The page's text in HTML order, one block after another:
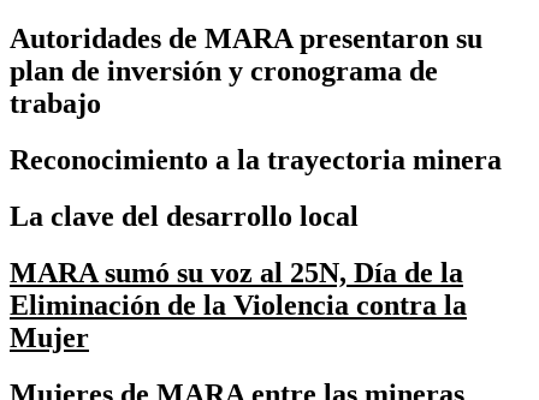
Autoridades de MARA presentaron su
plan de inversión y cronograma de
trabajo
Reconocimiento a la trayectoria minera
La clave del desarrollo local
MARA sumó su voz al 25N, Día de la
Eliminación de la Violencia contra la
Mujer